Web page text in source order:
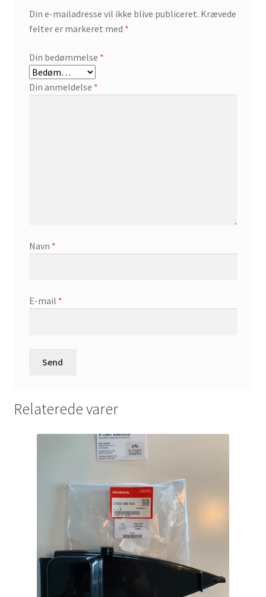
Din e-mailadresse vil ikke blive publiceret. Krævede
felter er markeret med *
Din bedømmelse *
Din anmeldelse *
Navn *
E-mail *
Relaterede varer